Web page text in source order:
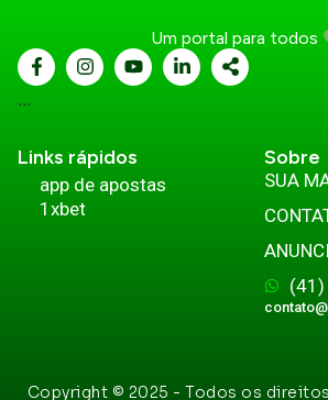
Um portal para todos
...
Links rápidos
app de apostas
1xbet
Sobre
SUA
Copyright © 2025 - Todos os